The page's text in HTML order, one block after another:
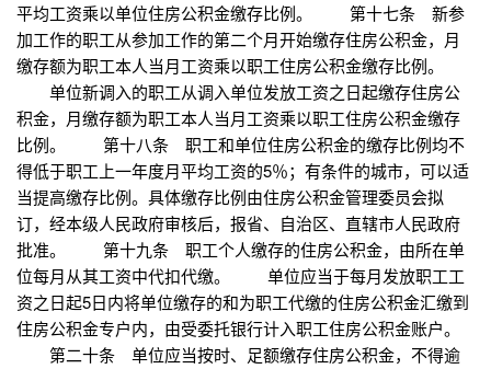
平均工资乘以单位住房公积金缴存比例。 第十七条 新参
加工作的职工从参加工作的第二个月开始缴存住房公积金，月
缴存额为职工本人当月工资乘以职工住房公积金缴存比例。
单位新调入的职工从调入单位发放工资之日起缴存住房公
积金，月缴存额为职工本人当月工资乘以职工住房公积金缴存
比例。 第十八条 职工和单位住房公积金的缴存比例均不
得低于职工上一年度月平均工资的5％；有条件的城市，可以适
当提高缴存比例。具体缴存比例由住房公积金管理委员会拟
订，经本级人民政府审核后，报省、自治区、直辖市人民政府
批准。 第十九条 职工个人缴存的住房公积金，由所在单
位每月从其工资中代扣代缴。 单位应当于每月发放职工工
资之日起5日内将单位缴存的和为职工代缴的住房公积金汇缴到
住房公积金专户内，由受委托银行计入职工住房公积金账户。
第二十条 单位应当按时、足额缴存住房公积金，不得逾